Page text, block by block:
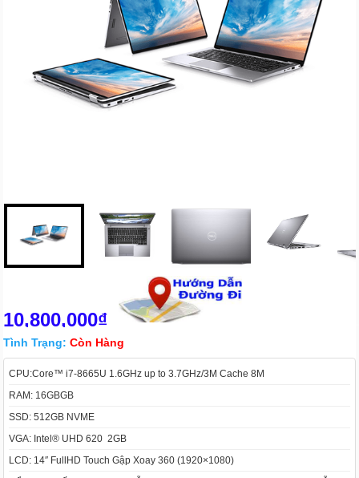
10,800,000₫
Tình Trạng: Còn Hàng
CPU:Core™ i7-8665U 1.6GHz up to 3.7GHz/3M Cache 8M
RAM: 16GBGB
SSD: 512GB NVME
VGA: Intel® UHD 620 2GB
LCD: 14″ FullHD Touch Gập Xoay 360 (1920×1080)